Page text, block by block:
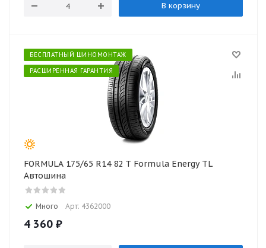
В корзину
БЕСПЛАТНЫЙ ШИНОМОНТАЖ
РАСШИРЕННАЯ ГАРАНТИЯ
FORMULA 175/65 R14 82 T Formula Energy TL
Автошина
Много Арт: 4362000
4 360 ₽